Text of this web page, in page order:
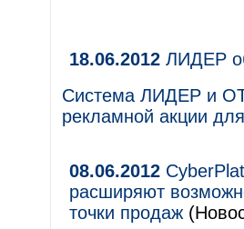
18.06.2012 ЛИДЕР
Система ЛИДЕР и
рекламной акции
08.06.2012
расширяют
точки продаж